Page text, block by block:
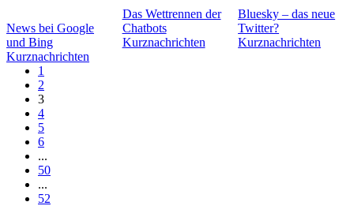
News bei Google
und Bing
Kurznachrichten
Das Wettrennen der
Chatbots
Kurznachrichten
Bluesky – das neue
Twitter?
Kurznachrichten
1
2
3
4
5
6
...
50
...
52